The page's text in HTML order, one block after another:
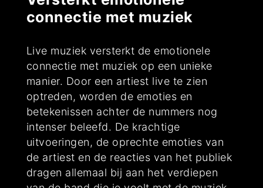
connectie met muziek
Live muziek versterkt de emotionele
connectie met muziek op een unieke
manier. Door een artiest live te zien
optreden, worden de emoties en
betekenissen achter de nummers nog
intenser beleefd. De krachtige
uitvoeringen, de oprechte emoties van
de artiest en de reacties van het publiek
dragen allemaal bij aan het verdiepen